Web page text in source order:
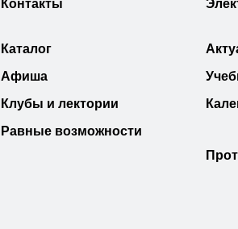
Контакты
Каталог
Афиша
Клубы и лектории
Равные возможности